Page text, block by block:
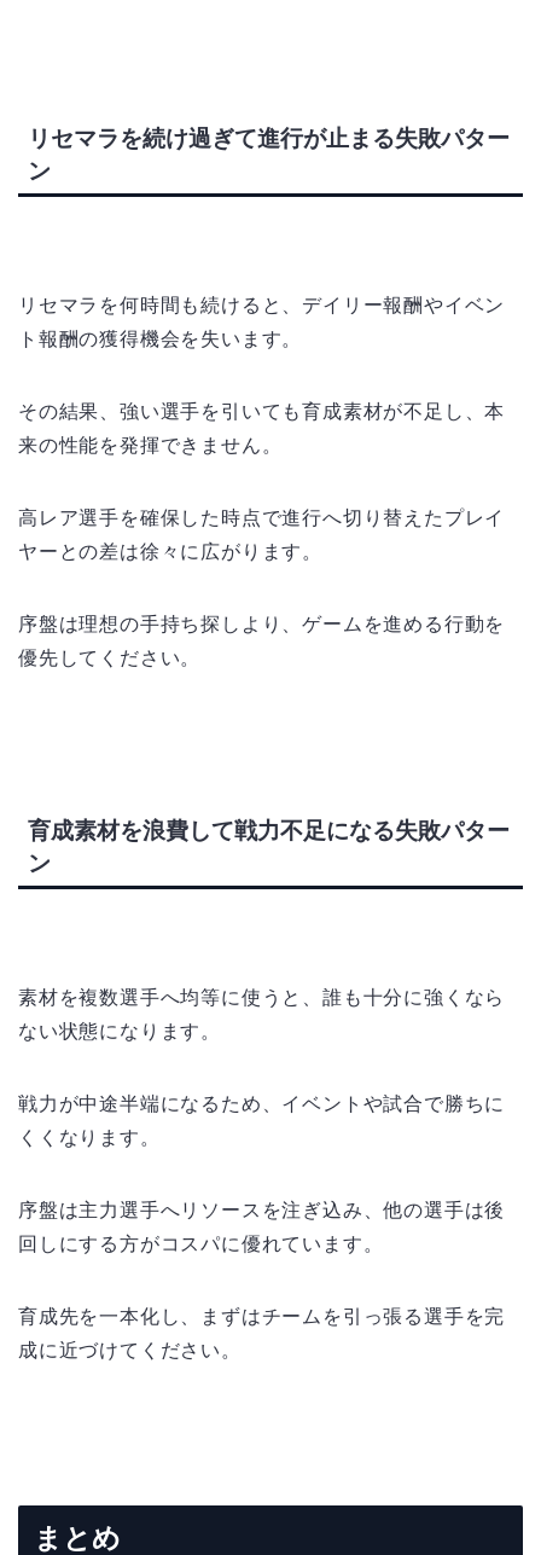
リセマラを続け過ぎて進行が止まる失敗パター
ン
リセマラを何時間も続けると、デイリー報酬やイベン
ト報酬の獲得機会を失います。
その結果、強い選手を引いても育成素材が不足し、本
来の性能を発揮できません。
高レア選手を確保した時点で進行へ切り替えたプレイ
ヤーとの差は徐々に広がります。
序盤は理想の手持ち探しより、ゲームを進める行動を
優先してください。
育成素材を浪費して戦力不足になる失敗パター
ン
素材を複数選手へ均等に使うと、誰も十分に強くなら
ない状態になります。
戦力が中途半端になるため、イベントや試合で勝ちに
くくなります。
序盤は主力選手へリソースを注ぎ込み、他の選手は後
回しにする方がコスパに優れています。
育成先を一本化し、まずはチームを引っ張る選手を完
成に近づけてください。
まとめ